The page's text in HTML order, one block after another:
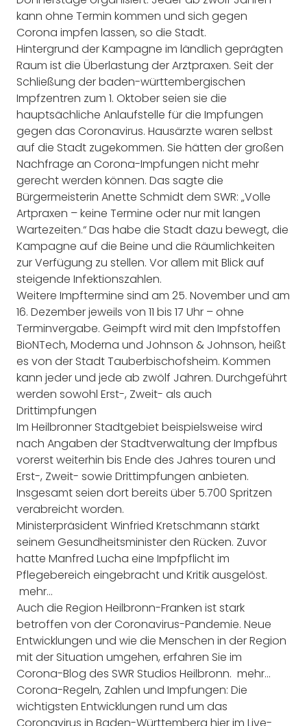
kann ohne Termin kommen und sich gegen
Corona impfen lassen, so die Stadt.
Hintergrund der Kampagne im ländlich geprägten
Raum ist die Überlastung der Arztpraxen. Seit der
Schließung der baden-württembergischen
Impfzentren zum 1. Oktober seien sie die
hauptsächliche Anlaufstelle für die Impfungen
gegen das Coronavirus. Hausärzte waren selbst
auf die Stadt zugekommen. Sie hätten der großen
Nachfrage an Corona-Impfungen nicht mehr
gerecht werden können. Das sagte die
Bürgermeisterin Anette Schmidt dem SWR: „Volle
Artpraxen – keine Termine oder nur mit langen
Wartezeiten.“ Das habe die Stadt dazu bewegt, die
Kampagne auf die Beine und die Räumlichkeiten
zur Verfügung zu stellen. Vor allem mit Blick auf
steigende Infektionszahlen.
Weitere Impftermine sind am 25. November und am
16. Dezember jeweils von 11 bis 17 Uhr – ohne
Terminvergabe. Geimpft wird mit den Impfstoffen
BioNTech, Moderna und Johnson & Johnson, heißt
es von der Stadt Tauberbischofsheim. Kommen
kann jeder und jede ab zwölf Jahren. Durchgeführt
werden sowohl Erst-, Zweit- als auch
Drittimpfungen
Im Heilbronner Stadtgebiet beispielsweise wird
nach Angaben der Stadtverwaltung der Impfbus
vorerst weiterhin bis Ende des Jahres touren und
Erst-, Zweit- sowie Drittimpfungen anbieten.
Insgesamt seien dort bereits über 5.700 Spritzen
verabreicht worden.
Ministerpräsident Winfried Kretschmann stärkt
seinem Gesundheitsminister den Rücken. Zuvor
hatte Manfred Lucha eine Impfpflicht im
Pflegebereich eingebracht und Kritik ausgelöst.
mehr…
Auch die Region Heilbronn-Franken ist stark
betroffen von der Coronavirus-Pandemie. Neue
Entwicklungen und wie die Menschen in der Region
mit der Situation umgehen, erfahren Sie im
Corona-Blog des SWR Studios Heilbronn. mehr…
Corona-Regeln, Zahlen und Impfungen: Die
wichtigsten Entwicklungen rund um das